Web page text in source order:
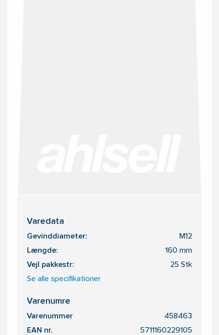
Varedata
Gevinddiameter: M12
Længde: 160 mm
Vejl pakkestr: 25 Stk
Se alle specifikationer
Varenumre
Varenummer 458463
EAN nr. 5711160229105